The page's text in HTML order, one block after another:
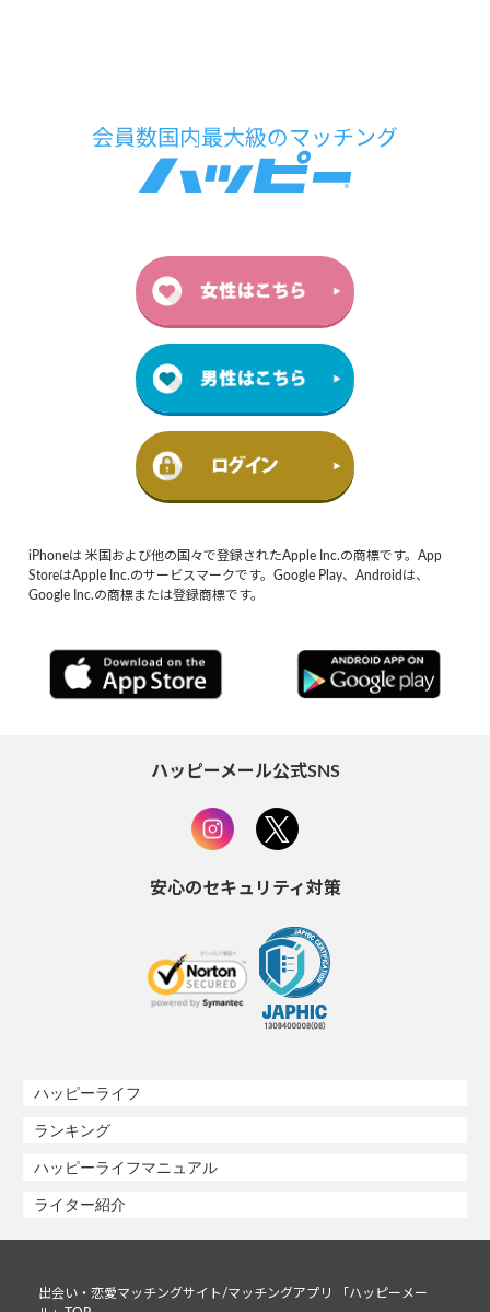
iPhoneは 米国および他の国々で登録されたApple Inc.の商標です。App
StoreはApple Inc.のサービスマークです。Google Play、Androidは、
Google Inc.の商標または登録商標です。
ハッピーメール公式SNS
安心のセキュリティ対策
ハッピーライフ
ランキング
ハッピーライフマニュアル
ライター紹介
出会い・恋愛マッチングサイト/マッチングアプリ 「ハッピーメー